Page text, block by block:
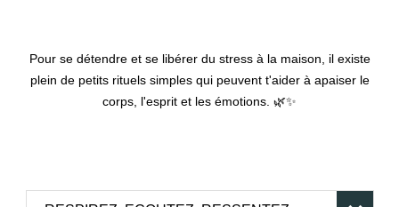
Pour se détendre et se libérer du stress à la maison, il existe
plein de petits rituels simples qui peuvent t'aider à apaiser le
corps, l'esprit et les émotions. 🌿✨